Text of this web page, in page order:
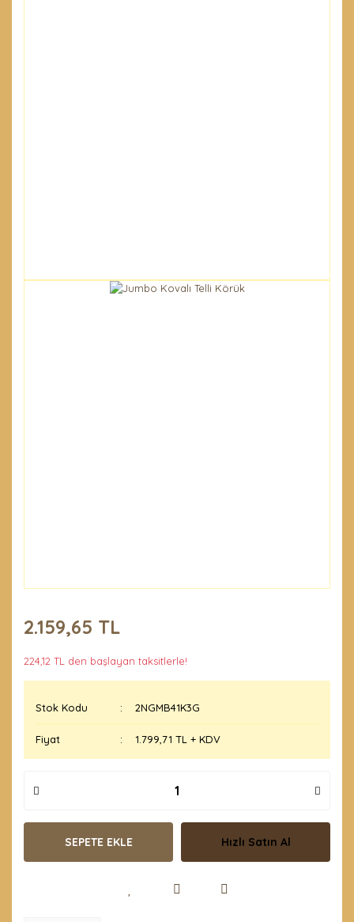
2.159,65 TL
224,12 TL den başlayan taksitlerle!
Stok Kodu 2NGMB41K3G
Fiyat 1.799,71 TL + KDV
SEPETE EKLE Hızlı Satın Al